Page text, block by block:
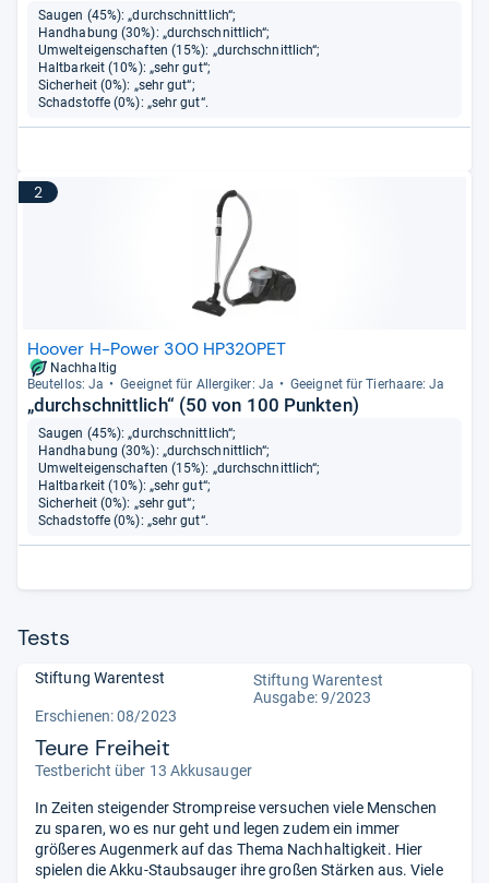
Saugen (45%): „durchschnittlich“;
Handhabung (30%): „durchschnittlich“;
Umwelteigenschaften (15%): „durchschnittlich“;
Haltbarkeit (10%): „sehr gut“;
Sicherheit (0%): „sehr gut“;
Schadstoffe (0%): „sehr gut“.
2
Hoover H-Power 300 HP320PET
Nachhaltig
Beu­tel­los: Ja
Geeig­net für All­er­gi­ker: Ja Geeig­net für Tier­haare: Ja
„durchschnittlich“ (50 von 100 Punkten)
Saugen (45%): „durchschnittlich“;
Handhabung (30%): „durchschnittlich“;
Umwelteigenschaften (15%): „durchschnittlich“;
Haltbarkeit (10%): „sehr gut“;
Sicherheit (0%): „sehr gut“;
Schadstoffe (0%): „sehr gut“.
Tests
Stiftung Warentest
Stiftung Warentest
Ausgabe: 9/2023
Erschienen: 08/2023
Teure Freiheit
Testbericht über 13 Akkusauger
In Zeiten steigender Strompreise versuchen viele Menschen
zu sparen, wo es nur geht und legen zudem ein immer
größeres Augenmerk auf das Thema Nachhaltigkeit. Hier
spielen die Akku-Staubsauger ihre großen Stärken aus. Viele